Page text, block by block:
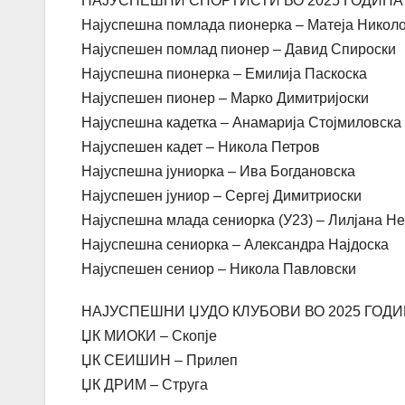
Најуспешна помлада пионерка – Матеја
Најуспешен помлад пионер – Давид Спироски
Најуспешна пионерка – Емилија Паскоска
Најуспешен пионер – Марко Димитријоски
Најуспешна кадетка – Анамарија Стојмиловска
Најуспешен кадет – Никола Петров
Најуспешна јуниорка – Ива Богдановска
Најуспешен јуниор – Сергеј Димитриоски
Најуспешна млада сениорка (У23) – Лилјана
Најуспешна сениорка – Александра Најдоска
Најуспешен сениор – Никола Павловски
НАЈУСПЕШНИ ЏУДО КЛУБОВИ ВО 2025
ЏК МИОКИ – Скопје
ЏК СЕИШИН – Прилеп
ЏК ДРИМ – Струга